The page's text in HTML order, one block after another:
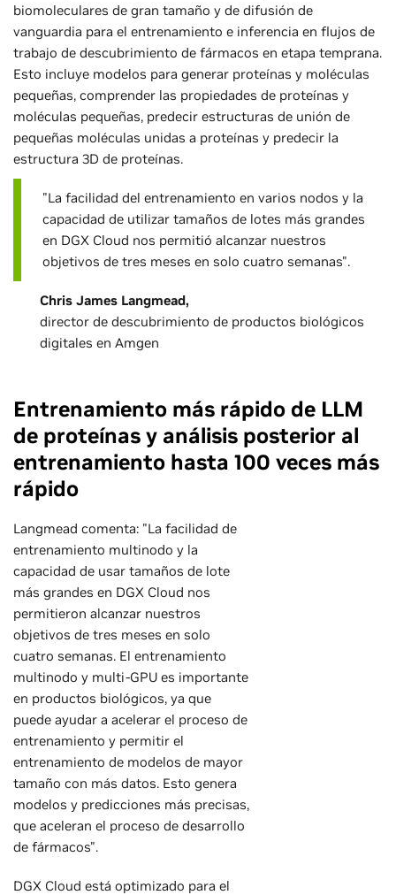
biomoleculares de gran tamaño y de difusión de
vanguardia para el entrenamiento e inferencia en flujos de
trabajo de descubrimiento de fármacos en etapa temprana.
Esto incluye modelos para generar proteínas y moléculas
pequeñas, comprender las propiedades de proteínas y
moléculas pequeñas, predecir estructuras de unión de
pequeñas moléculas unidas a proteínas y predecir la
estructura 3D de proteínas.
"La facilidad del entrenamiento en varios nodos y la
capacidad de utilizar tamaños de lotes más grandes
en DGX Cloud nos permitió alcanzar nuestros
objetivos de tres meses en solo cuatro semanas".
Chris James Langmead,
director de descubrimiento de productos biológicos
digitales en Amgen
Entrenamiento más rápido de LLM
de proteínas y análisis posterior al
entrenamiento hasta 100 veces más
rápido
Langmead comenta: "La facilidad de
entrenamiento multinodo y la
capacidad de usar tamaños de lote
más grandes en DGX Cloud nos
permitieron alcanzar nuestros
objetivos de tres meses en solo
cuatro semanas. El entrenamiento
multinodo y multi-GPU es importante
en productos biológicos, ya que
puede ayudar a acelerar el proceso de
entrenamiento y permitir el
entrenamiento de modelos de mayor
tamaño con más datos. Esto genera
modelos y predicciones más precisas,
que aceleran el proceso de desarrollo
de fármacos".
DGX Cloud está optimizado para el